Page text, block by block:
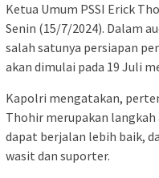
Ketua Umum PSSI Erick
Senin (15/7/2024). Dalam
salah satunya persiapan
akan dimulai pada 19 Juli
Kapolri mengatakan,
Thohir merupakan
dapat berjalan lebih baik,
wasit dan suporter.